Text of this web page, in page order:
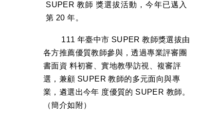
SUPER 教師 獎選拔活動，今年已邁入
第 20 年。
111 年臺中市 SUPER 教師獎選拔由
各方推薦優質教師參與，透過專業評審團
書面資 料初審、實地教學訪視、複審評
選，兼顧 SUPER 教師的多元面向與專
業，遴選出今年 度優質的 SUPER 教師。
（簡介如附）